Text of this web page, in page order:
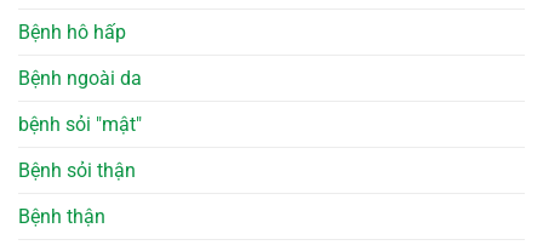
Bệnh hô hấp
Bệnh ngoài da
bệnh sỏi "mật"
Bệnh sỏi thận
Bệnh thận